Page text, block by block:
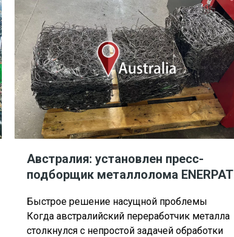
Австралия: установлен пресс-
подборщик металлолома ENERPAT
продажу
Быстрое решение насущной проблемы
Когда австралийский переработчик металла
столкнулся с непростой задачей обработки